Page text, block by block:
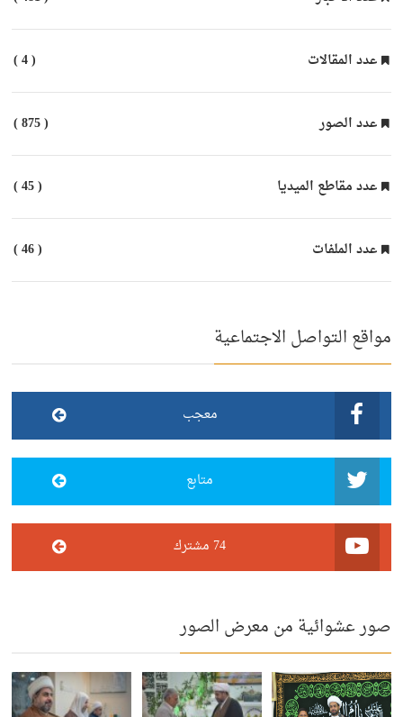
عدد المقالات ( 4 )
عدد الصور ( 875 )
عدد مقاطع الميديا ( 45 )
عدد الملفات ( 46 )
مواقع التواصل الاجتماعية
معجب
متابع
74 مشترك
صور عشوائية من معرض الصور